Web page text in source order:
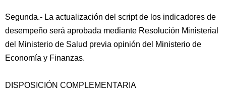
Segunda.- La actualización del script de los indicadores de
desempeño será aprobada mediante Resolución Ministerial
del Ministerio de Salud previa opinión del Ministerio de
Economía y Finanzas.
DISPOSICIÓN COMPLEMENTARIA